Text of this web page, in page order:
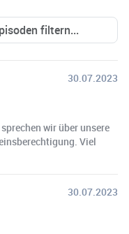
30.07.2023
wir über unsere
Viel
30.07.2023